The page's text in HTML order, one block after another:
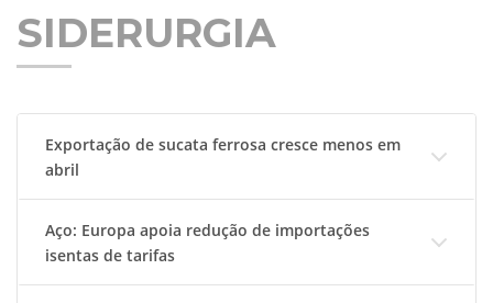
SIDERURGIA
Exportação de sucata ferrosa cresce menos em
abril
Aço: Europa apoia redução de importações
isentas de tarifas